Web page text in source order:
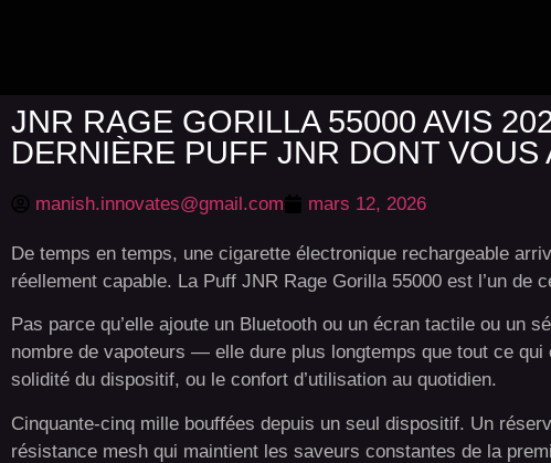
JNR RAGE GORILLA 55000 AVIS
DERNIÈRE PUFF JNR DONT VOUS
manish.innovates@gmail.com mars 12, 2026
De temps en temps, une cigarette électronique rechargeable
réellement capable. La Puff JNR Rage Gorilla 55000 est l’un de
Pas parce qu’elle ajoute un Bluetooth ou un écran tactile ou un
nombre de vapoteurs — elle dure plus longtemps que tout ce
solidité du dispositif, ou le confort d’utilisation au quotidien.
Cinquante-cinq mille bouffées depuis un seul dispositif. Un
résistance mesh qui maintient les saveurs constantes de la